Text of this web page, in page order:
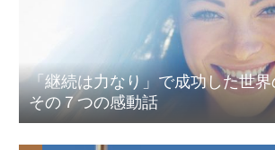
「継続は力なり」で成功した世界
その７つの感動話